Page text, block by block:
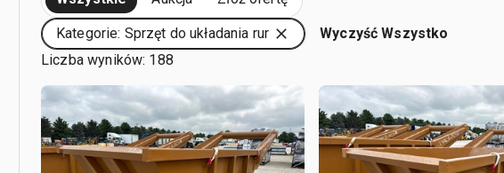
Kategorie: Sprzęt do układania rur
Wyczyść Wszystko
Liczba wyników: 188